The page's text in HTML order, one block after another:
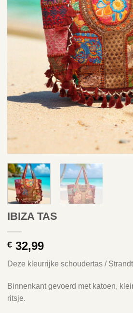
IBIZA TAS
€ 32,99
Deze kleurrijke schoudertas /
Binnenkant gevoerd met katoen,
ritsje.